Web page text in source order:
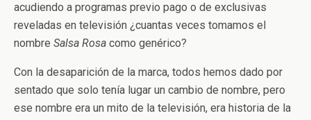
acudiendo a programas previo pago o de exclusivas
reveladas en televisión ¿cuantas veces tomamos el
nombre Salsa Rosa como genérico?
Con la desaparición de la marca, todos hemos dado por
sentado que solo tenía lugar un cambio de nombre, pero
ese nombre era un mito de la televisión, era historia de la